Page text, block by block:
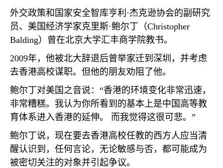
外交政策和国家安全智库亨利·杰克逊协会的副研究
员、美国经济学家克里斯·鲍尔丁（Christopher
Balding）曾在北京大学汇丰商学院教书。
2009年，他被北大辞退后曾举家迁到深圳，并考虑
去香港高校谋职。但他的朋友劝阻了他。
鲍尔丁对美国之音说：“香港的环境变化非常迅速，
非常糟糕。我认为你所看到的基本上是中国高等教
育体系进入香港的延伸。 而我觉得这很可悲。”
鲍尔丁说，现在要去香港高校任教的西方人应当清
醒认识到，任何言论，无论敏感与否，都可能成为
被密切关注的对象并引起争议。